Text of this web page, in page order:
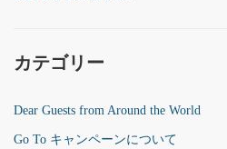
カテゴリー
Dear Guests from Around the World
Go To キャンペーンについて